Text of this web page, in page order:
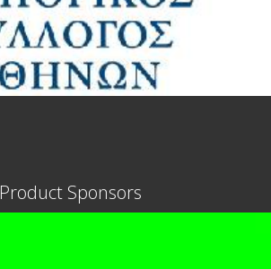
Product Sponsors